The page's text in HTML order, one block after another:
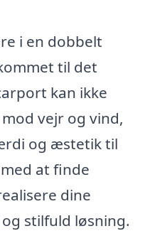
i en dobbelt
til det
kan ikke
vejr og vind,
og æstetik til
at finde
dine
stilfuld løsning.